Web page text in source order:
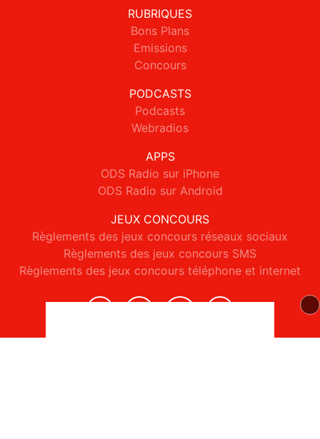
RUBRIQUES
Bons Plans
Emissions
Concours
PODCASTS
Podcasts
Webradios
APPS
ODS Radio sur iPhone
ODS Radio sur Android
JEUX CONCOURS
Règlements des jeux concours réseaux sociaux
Règlements des jeux concours SMS
Règlements des jeux concours téléphone et internet